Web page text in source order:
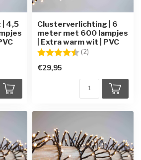
4,5
Clusterverlichting | 6
meter met 600 lampjes
| Extra warm wit | PVC
Beoordeling: (2)
€29,95